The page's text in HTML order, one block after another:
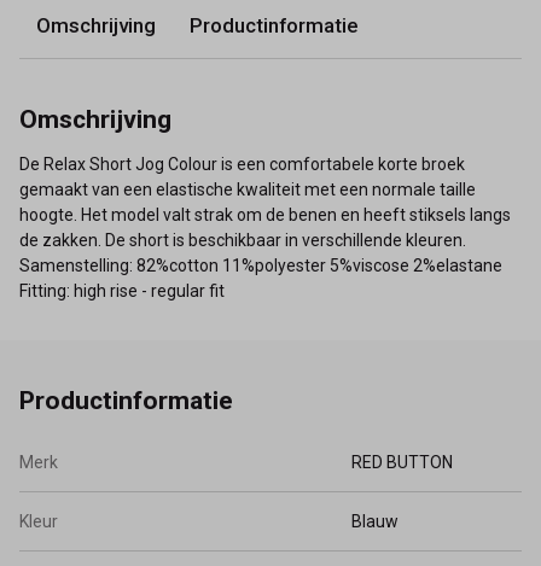
Omschrijving Productinformatie
Omschrijving
De Relax Short Jog Colour is een comfortabele korte broek
gemaakt van een elastische kwaliteit met een normale taille
hoogte. Het model valt strak om de benen en heeft stiksels langs
de zakken. De short is beschikbaar in verschillende kleuren.
Samenstelling: 82%cotton 11%polyester 5%viscose 2%elastane
Fitting: high rise - regular fit
Productinformatie
Merk RED BUTTON
Kleur Blauw